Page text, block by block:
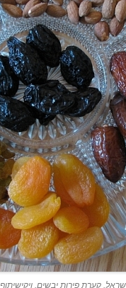
קערת פירות יבשים. ויקישיתוף